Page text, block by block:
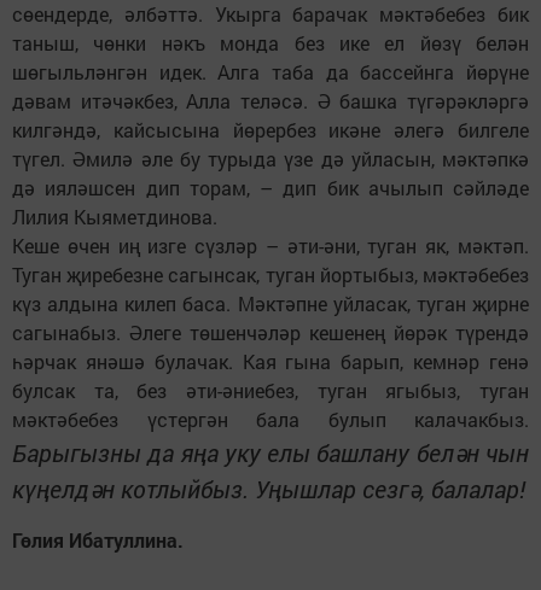
сөендерде, әлбәттә. Укырга барачак мәктәбебез бик
таныш, чөнки нәкъ монда без ике ел йөзү белән
шөгыльләнгән идек. Алга таба да бассейнга йөрүне
дәвам итәчәкбез, Алла теләсә. Ә башка түгәрәкләргә
килгәндә, кайсысына йөрербез икәне әлегә билгеле
түгел. Әмилә әле бу турыда үзе дә уйласын, мәктәпкә
дә ияләшсен дип торам, – дип бик ачылып сәйләде
Лилия Кыяметдинова.
Кеше өчен иң изге сүзләр – әти-әни, туган як, мәктәп.
Туган җиребезне сагынсак, туган йортыбыз, мәктәбебез
күз алдына килеп баса. Мәктәпне уйласак, туган җирне
сагынабыз. Әлеге төшенчәләр кешенең йөрәк түрендә
һәрчак янәшә булачак. Кая гына барып, кемнәр генә
булсак та, без әти-әниебез, туган ягыбыз, туган
мәктәбебез үстергән бала булып калачакбыз.
Барыгызны да яңа уку елы башлану белән чын
күңелдән котлыйбыз. Уңышлар сезгә, балалар!
Гөлия Ибатуллина.